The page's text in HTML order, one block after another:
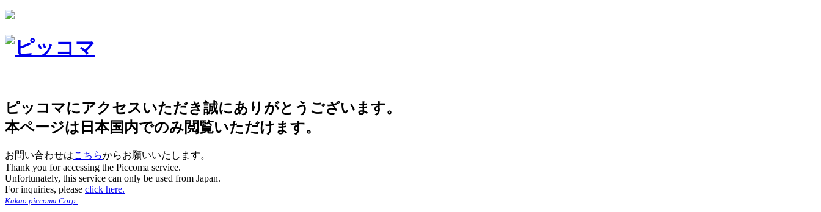
ピッコマにアクセスいただき誠にありがとうございます。
本ページは日本国内でのみ閲覧いただけます。
お問い合わせはこちらからお願いいたします。
Thank you for accessing the Piccoma service.
Unfortunately, this service can only be used from Japan.
For inquiries, please click here.
Kakao piccoma Corp.